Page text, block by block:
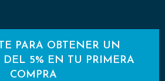
PARA OBTENER UN
DEL 5% EN TU PRIMERA
COMPRA